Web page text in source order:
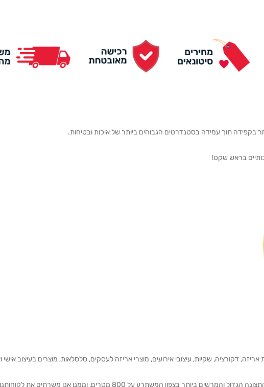
בקפידה תוך עמידה בסטנדרטים הגבוהים ביותר של איכות ובטיחות.
בראש שקט!
דקורציה, שקיות, עיצובי אירועים, מוצרי אריזה לעסקים, סלסלאות, מוצרים בעיצוב אישי
אנחנו מזמינים אותכם להתרשם מאולם התצוגה הגדול והמרשים ביותר בצפון המשתרע על 800